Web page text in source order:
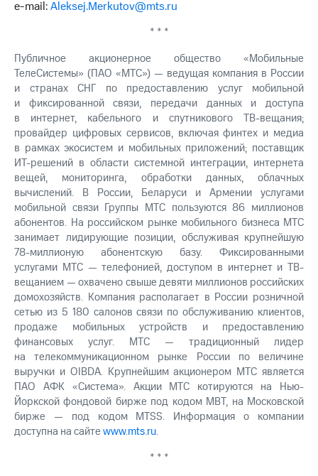
e-mail:Aleksej.Merkutov@mts.ru
* * *
Публичное акционерное общество «Мобильные
ТелеСистемы» (ПАО «МТС») — ведущая компания в России
и странах СНГ по предоставлению услуг мобильной
и фиксированной связи, передачи данных и доступа
в интернет, кабельного и спутникового ТВ-вещания;
провайдер цифровых сервисов, включая финтех и медиа
в рамках экосистем и мобильных приложений; поставщик
ИТ-решений в области системной интеграции, интернета
вещей, мониторинга, обработки данных, облачных
вычислений. В России, Беларуси и Армении услугами
мобильной связи Группы МТС пользуются 86 миллионов
абонентов. На российском рынке мобильного бизнеса МТС
занимает лидирующие позиции, обслуживая крупнейшую
78-миллионую абонентскую базу. Фиксированными
услугами МТС — телефонией, доступом в интернет и ТВ-
вещанием — охвачено свыше девяти миллионов российских
домохозяйств. Компания располагает в России розничной
сетью из 5 180 салонов связи по обслуживанию клиентов,
продаже мобильных устройств и предоставлению
финансовых услуг. МТС — традиционный лидер
на телекоммуникационном рынке России по величине
выручки и OIBDA. Крупнейшим акционером МТС является
ПАО АФК «Система». Акции МТС котируются на Нью-
Йоркской фондовой бирже под кодом MBT, на Московской
бирже — под кодом MTSS. Информация о компании
доступна на сайтеwww.mts.ru.
* * *